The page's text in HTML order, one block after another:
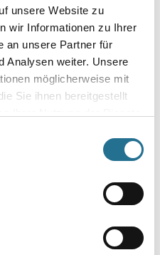
unsere Website zu
wir Informationen zu Ihrer
an unsere Partner für
Analysen weiter. Unsere
möglicherweise mit
Sie ihnen bereitgestellt